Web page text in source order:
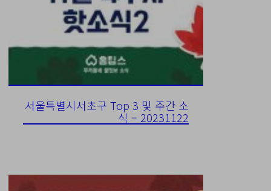
서울특별시서초구 Top 3 및 주간 소
식 – 20231122